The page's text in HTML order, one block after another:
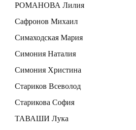
РОМАНОВА Лилия
Сафронов Михаил
Симаходская Мария
Симония Наталия
Симония Христина
Стариков Всеволод
Старикова София
ТАВАШИ Лука